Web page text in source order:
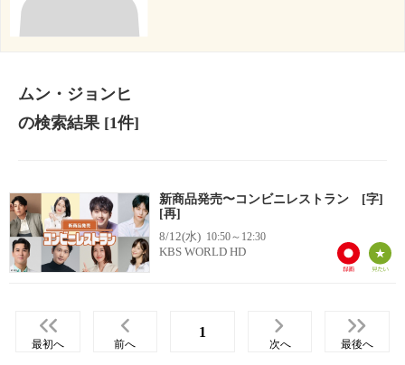
ムン・ジョンヒ
の検索結果[1件]
新商品発売〜コンビニレストラン [字]
[再]
8/12(水) 10:50～12:30
KBS WORLD HD
最初へ 前へ
1
次へ 最後へ